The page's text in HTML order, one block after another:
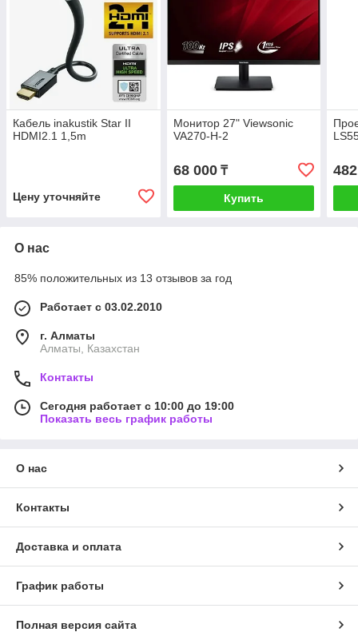
Кабель inakustik Star II
HDMI2.1 1,5m
Цену уточняйте
Монитор 27" Viewsonic
VA270-H-2
68 000₸
Купить
О нас
85% положительных из 13 отзывов за год
Работает с 03.02.2010
г. Алматы
Алматы, Казахстан
Контакты
Сегодня работает с 10:00 до 19:00
Показать весь график работы
О нас
Контакты
Доставка и оплата
График работы
Полная версия сайта